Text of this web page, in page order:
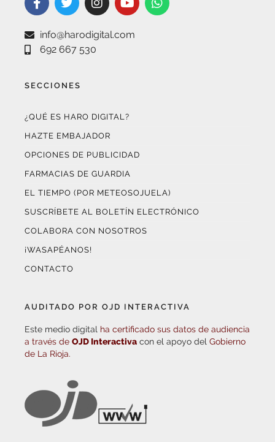
info@harodigital.com
692 667 530
SECCIONES
¿QUÉ ES HARO DIGITAL?
HAZTE EMBAJADOR
OPCIONES DE PUBLICIDAD
FARMACIAS DE GUARDIA
EL TIEMPO (POR METEOSOJUELA)
SUSCRÍBETE AL BOLETÍN ELECTRÓNICO
COLABORA CON NOSOTROS
¡WASAPÉANOS!
CONTACTO
AUDITADO POR OJD INTERACTIVA
Este medio digital ha certificado sus datos de audiencia
a través de OJD Interactiva con el apoyo del Gobierno
de La Rioja.